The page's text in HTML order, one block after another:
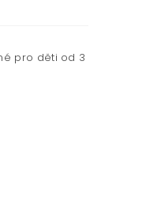
pro děti od 3